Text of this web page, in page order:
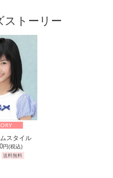
ストーリー
スタイル
円(税込)
送料無料